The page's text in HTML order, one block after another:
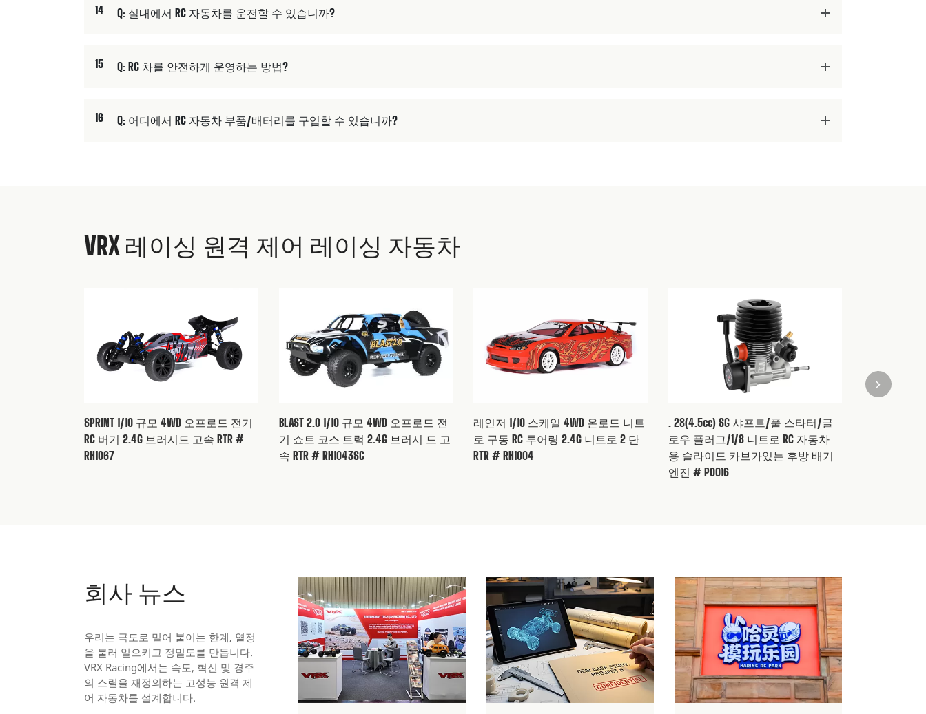
14 Q: 실내에서 RC 자동차를 운전할 수 있습니까?
15 Q: RC 차를 안전하게 운영하는 방법?
16 Q: 어디에서 RC 자동차 부품/배터리를 구입할 수 있습니까?
Q: 배터리를 충전하는 데 얼마나 걸립니까?
Q: 고용량 배터리를 사용할 수 있습니까?
6 Q: LiPo 배터리를 안전하게 충전하는 방법?
9 Q: 니트로 자동차를 시작하려면 또 무엇이 필요합니까?
10 Q: 니트로 RC 자동차의 연료는 무엇입니까?
11 Q: RC 니트로 자동차는 가스 한 탱크에서 얼마나 오래 달릴 수 있습니까?
Q: RC 니트로 자동차를 정기적으로 청소하고 유지해야합니까?
Q: 조명 시스템을 추가 할 수 있습니까?
Q: 서스펜션 시스템이 너무 뻣뻣해서 조정하는 방법?
Q: 니트로 엔진의 과열 원인은 무엇입니까?
Q: 왜 내 RC 메탄올 자동차가 전력을 잃습니까?
6 Q: 엔진에 불량한 점화 플러그가 있다는 것을 어떻게 알 수 있습니까?
9 Q: 왜 자동차와 원격 제어 제어 스티어링이 반대편이고, 원격 제어 차량이 좌회전하지만 차가 우회전합니까?
10 Q: RC 차량의 리모컨에서 전방 및 스티어링 컨트롤이 반전되는 이유는 무엇입니까?
11 Q: 왜 내 차의 조향을 제어 할 수 없습니까?
VRX 레이싱 원격 제어 레이싱 자동차
SPRINT 1/10 규모 4WD 오프로드 전기
RC 버기 2.4G 브러시드 고속 RTR #
RH1067
BLAST 2.0 1/10 규모 4WD 오프로드 전
기 쇼트 코스 트럭 2.4G 브러시 드 고
속 RTR # RH1043SC
레인저 1/10 스케일 4WD 온로드 니트
로 구동 RC 투어링 2.4G 니트로 2 단
RTR # RH1004
. 28(4.5cc) SG 샤프트/풀 스타터/글
로우 플러그/1/8 니트로 RC 자동차
용 슬라이드 카브가있는 후방 배기
엔진 # P0016
회사 뉴스
우리는 극도로 밀어 붙이는 한계, 열정
을 불러 일으키고 정밀도를 만듭니다.
VRX Racing에서는 속도, 혁신 및 경주
의 스릴을 재정의하는 고성능 원격 제
어 자동차를 설계합니다.